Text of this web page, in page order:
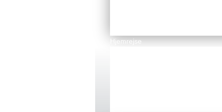
Hjemrejse